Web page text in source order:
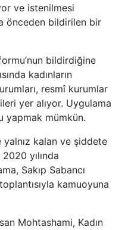
ve istenilmesi
önceden bildirilen bir
bildirdiğine
kadınların
resmî kurumlar
yer alıyor. Uygulama
yapmak mümkün.
kalan ve şiddete
yılında
Sakıp Sabancı
kamuoyuna
Mohtashami, Kadın